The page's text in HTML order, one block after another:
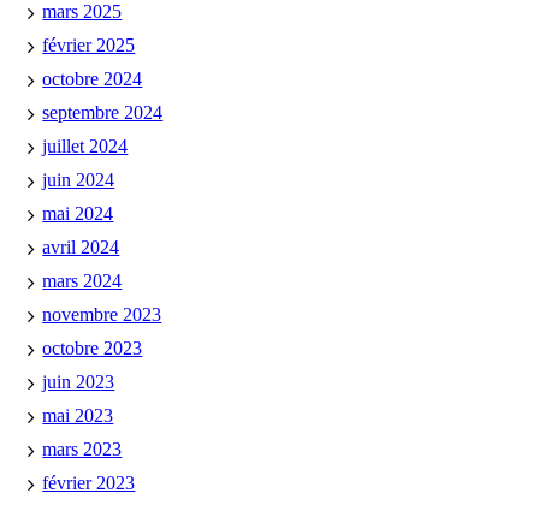
mars 2025
février 2025
octobre 2024
septembre 2024
juillet 2024
juin 2024
mai 2024
avril 2024
mars 2024
novembre 2023
octobre 2023
juin 2023
mai 2023
mars 2023
février 2023